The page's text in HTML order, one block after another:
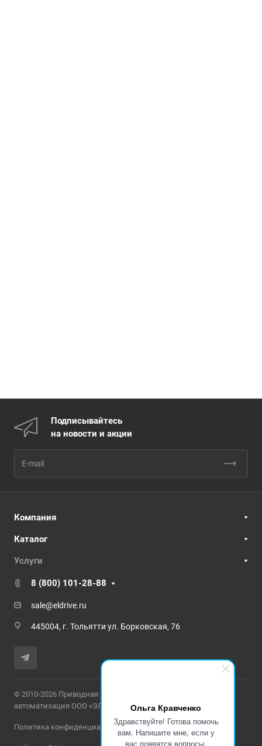
Ольга Кравченко
Здравствуйте! Готова помочь
вам. Напишите мне, если у
вас появятся вопросы.
Подписывайтесь
на новости и акции
Компания
Каталог
Услуги
8 (800) 101-28-88
sale@eldrive.ru
445004, г. Тольятти ул. Борковская, 76
© 2010-2026 Приводная техника и промышленная
автоматизация ООО «ЭЛЕКТРОПРИВОД»
Политика конфиденциальности